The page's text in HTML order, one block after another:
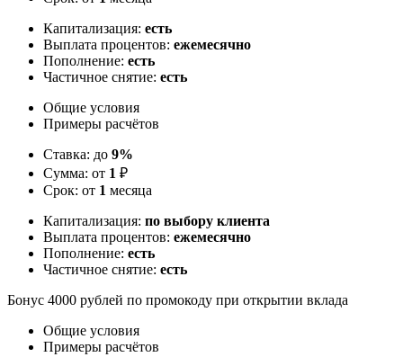
Капитализация: есть
Выплата процентов: ежемесячно
Пополнение: есть
Частичное снятие: есть
Общие условия
Примеры расчётов
Ставка: до 9%
Сумма: от 1 ₽
Срок: от 1 месяца
Капитализация: по выбору клиента
Выплата процентов: ежемесячно
Пополнение: есть
Частичное снятие: есть
Бонус 4000 рублей по промокоду при открытии вклада
Общие условия
Примеры расчётов